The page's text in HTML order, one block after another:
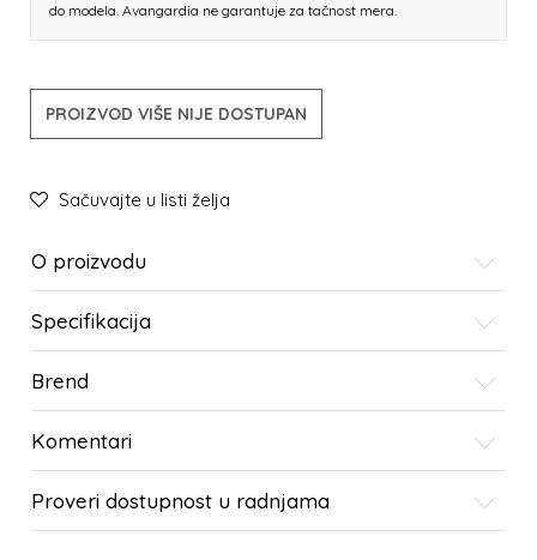
do modela. Avangardia ne garantuje za tačnost mera.
PROIZVOD VIŠE NIJE DOSTUPAN
Sačuvajte u listi želja
O proizvodu
Specifikacija
Brend
Komentari
Proveri dostupnost u radnjama